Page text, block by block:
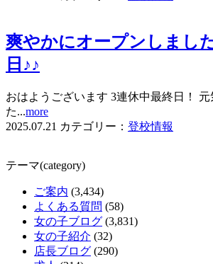
爽やかにオープンしまし
日♪♪
おはようございます 3連休中最終日！
た...more
2025.07.21 カテゴリー： 登校情報
テーマ(category)
ご案内 (3,434)
よくある質問 (58)
女の子ブログ (3,831)
女の子紹介 (32)
店長ブログ (290)